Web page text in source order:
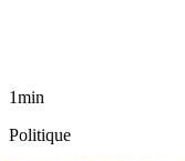
1min
Politique